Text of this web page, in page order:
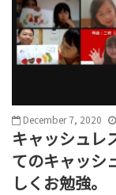
December 7, 2020
キャッシュレ
てのキャッシ
しくお勉強。